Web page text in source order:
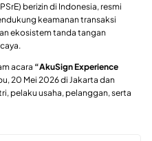
berizin di Indonesia, resmi
keamanan transaksi
ekosistem tanda tangan
acara “AkuSign Experience
20 Mei 2026 di Jakarta dan
pelaku usaha, pelanggan, serta